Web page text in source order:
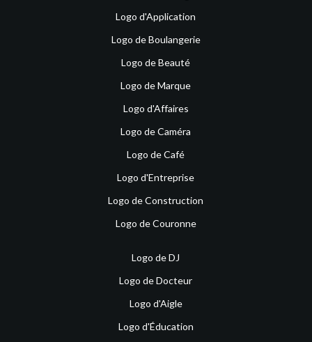
Logo d'Application
Logo de Boulangerie
Logo de Beauté
Logo de Marque
Logo d'Affaires
Logo de Caméra
Logo de Café
Logo d'Entreprise
Logo de Construction
Logo de Couronne
Logo de DJ
Logo de Docteur
Logo d'Aigle
Logo d'Éducation